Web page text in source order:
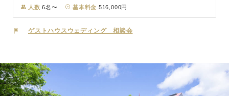
リカというより、世界を凝縮したような街と言った方が正しいかも知
れない。そこで育ったパーティー文化は、国境を越え、人種を超え、
年齢を超えて、すべての人たちに受け入れられる楽しいものになって
人数 6名〜 基本料金 516,000円
ゲストハウスウェディング 相談会